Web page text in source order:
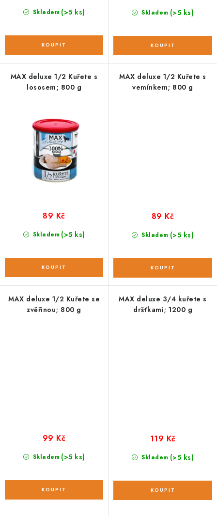
Skladem (>5 ks) Skladem (>5 ks)
MAX deluxe 1/2 Kuřete s
lososem; 800 g
Skladem (>5 ks)
89 Kč
MAX deluxe 1/2 Kuřete s
vemínkem; 800 g
Skladem (>5 ks)
89 Kč
MAX deluxe 1/2 Kuřete se
zvěřinou; 800 g
Skladem (>5 ks)
99 Kč
MAX deluxe 3/4 kuřete s
dršťkami; 1200 g
Skladem (>5 ks)
119 Kč